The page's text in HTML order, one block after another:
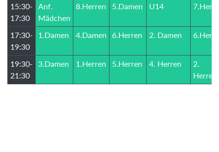
15:30-
17:30
Anf.
Mädchen
8.Herren 5.Damen U14
17:30-
19:30
1.Damen 4.Damen 6.Herren 2. Damen
19:30-
21:30
3.Damen 1.Herren 5.Herren 4. Herren
2.
Herren